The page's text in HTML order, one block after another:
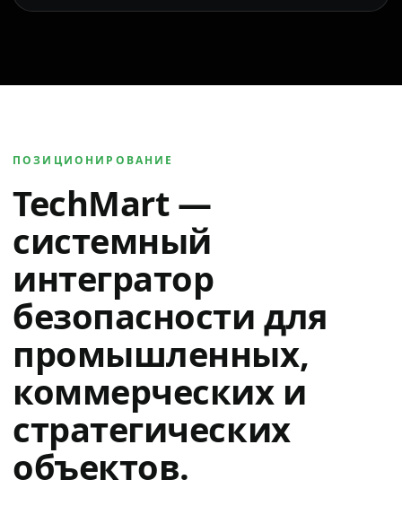
ПОЗИЦИОНИРОВАНИЕ
TechMart —
системный
интегратор
безопасности для
промышленных,
коммерческих и
стратегических
объектов.